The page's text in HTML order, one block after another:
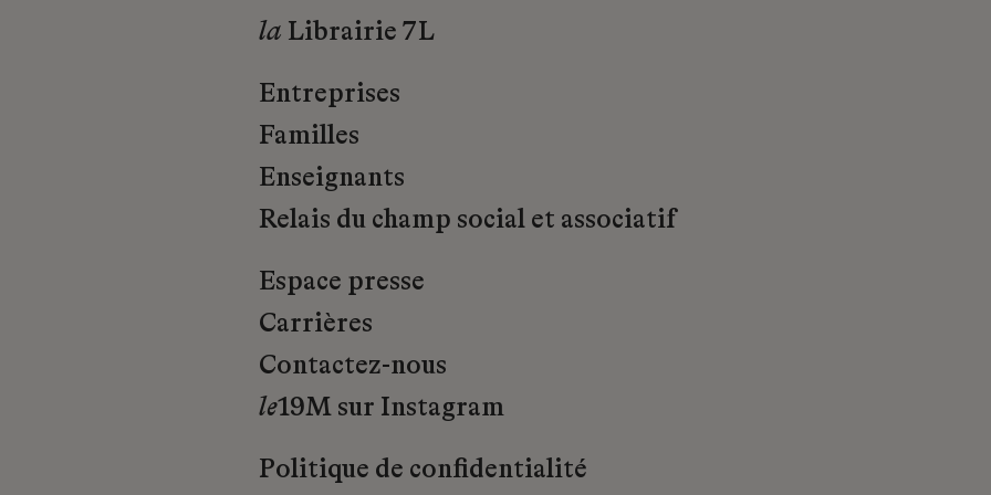
la Librairie 7L
Entreprises
Familles
Enseignants
Relais du champ social et associatif
Espace presse
Carrières
Contactez-nous
le19M sur Instagram
Politique de confidentialité